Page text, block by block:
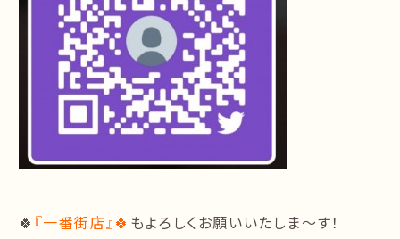
🍀 『一番街店』🍀 もよろしくお願いいたしま〜す！